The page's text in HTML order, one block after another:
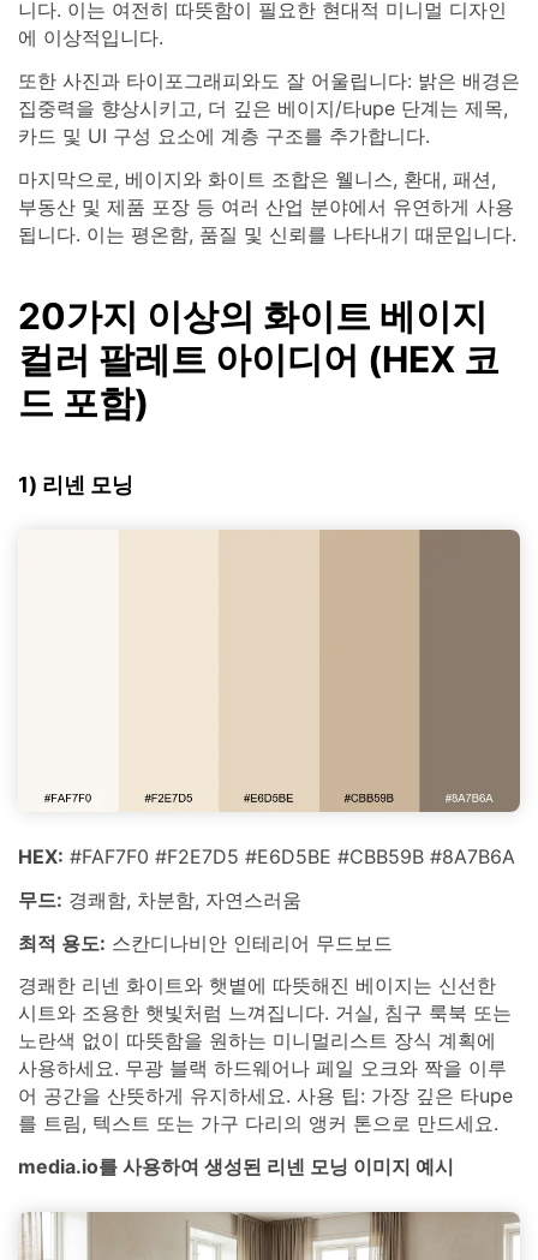
니다. 이는 여전히 따뜻함이 필요한 현대적 미니멀 디자인
에 이상적입니다.
또한 사진과 타이포그래피와도 잘 어울립니다: 밝은 배경은
집중력을 향상시키고, 더 깊은 베이지/타upe 단계는 제목,
카드 및 UI 구성 요소에 계층 구조를 추가합니다.
마지막으로, 베이지와 화이트 조합은 웰니스, 환대, 패션,
부동산 및 제품 포장 등 여러 산업 분야에서 유연하게 사용
됩니다. 이는 평온함, 품질 및 신뢰를 나타내기 때문입니다.
20가지 이상의 화이트 베이지
컬러 팔레트 아이디어 (HEX 코
드 포함)
1) 리넨 모닝
HEX: #FAF7F0 #F2E7D5 #E6D5BE #CBB59B #8A7B6A
무드: 경쾌함, 차분함, 자연스러움
최적 용도: 스칸디나비안 인테리어 무드보드
경쾌한 리넨 화이트와 햇볕에 따뜻해진 베이지는 신선한
시트와 조용한 햇빛처럼 느껴집니다. 거실, 침구 룩북 또는
노란색 없이 따뜻함을 원하는 미니멀리스트 장식 계획에
사용하세요. 무광 블랙 하드웨어나 페일 오크와 짝을 이루
어 공간을 산뜻하게 유지하세요. 사용 팁: 가장 깊은 타upe
를 트림, 텍스트 또는 가구 다리의 앵커 톤으로 만드세요.
media.io를 사용하여 생성된 리넨 모닝 이미지 예시